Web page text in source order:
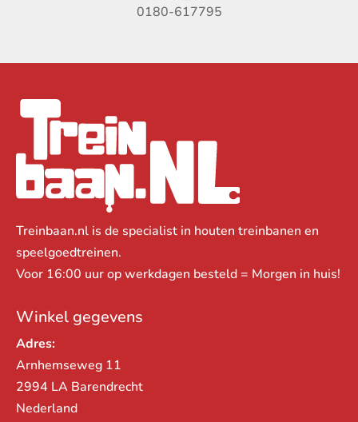
0180-617795
Treinbaan.nl is de specialist in houten treinbanen en
speelgoedtreinen.
Voor 16:00 uur op werkdagen besteld = Morgen in huis!
Winkel gegevens
Adres:
Arnhemseweg 11
2994 LA Barendrecht
Nederland